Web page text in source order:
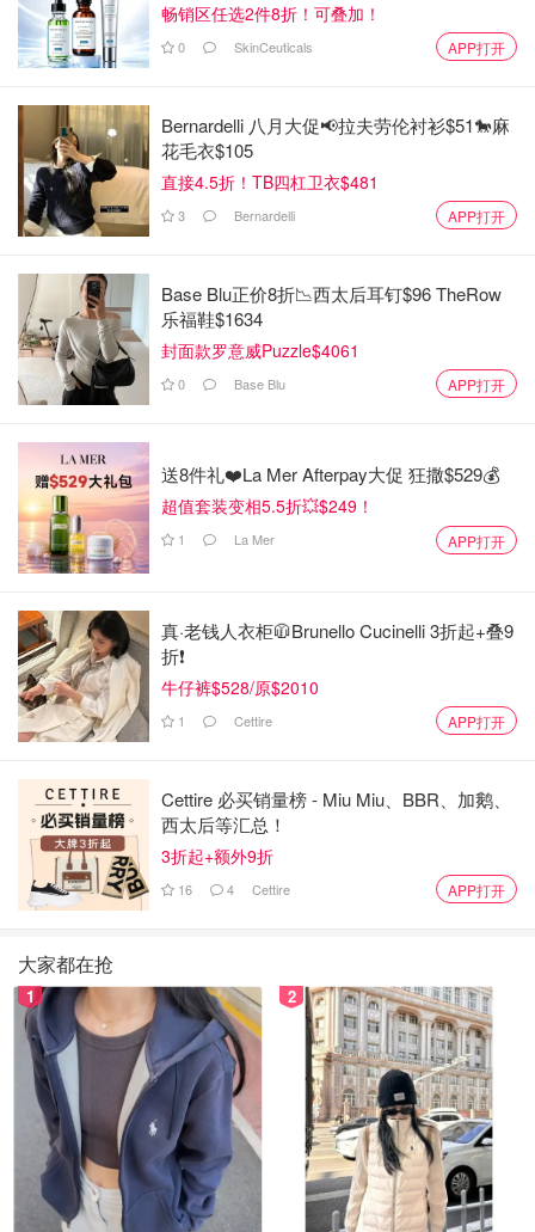
这部也是先婚后爱的剧
女霸总跟暖萌医生的设定还是不错的
女主可咸可甜，也看过好几部女主的剧了，演技在线，寒武
纪，大宋少年志很好看的
面习惯了就还好
好想和你在一起
畅销区任选2件8折！可叠加！
0 SkinCeuticals APP打开
Bernardelli 八月大促📢拉夫劳伦衬衫$51🐎麻
花毛衣$105
直接4.5折！TB四杠卫衣$481
3 Bernardelli APP打开
Base Blu正价8折📉西太后耳钉$96 TheRow
乐福鞋$1634
封面款罗意威Puzzle$4061
0 Base Blu APP打开
送8件礼❤️La Mer Afterpay大促 狂撒$529💰
超值套装变相5.5折💥$249！
1 La Mer APP打开
真·老钱人衣柜🧥Brunello Cucinelli 3折起+叠9
折❗️
牛仔裤$528/原$2010
1 Cettire APP打开
Cettire 必买销量榜 - Miu Miu、BBR、加鹅、
西太后等汇总！
3折起+额外9折
16 4 Cettire APP打开
大家都在抢
1 2